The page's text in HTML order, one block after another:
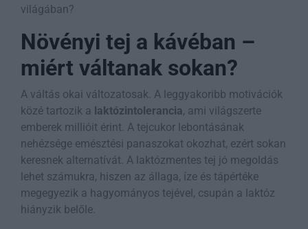
világában?
Növényi tej a kávéban –
miért váltanak sokan?
A váltás okai változatosak. A leggyakoribb motivációk
közé tartozik a laktózintolerancia, ami világszerte
emberek millióit érint. A tejcukor lebontásának
nehézsége emésztési panaszokat okozhat, ezért sokan
keresnek alternatívát. A laktózmentes tej jó megoldás
lehet számukra, hiszen az állaga, íze és tápértéke
megegyezik a hagyományos tejével, csupán a laktóz
hiányzik belőle.